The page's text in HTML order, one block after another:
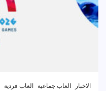
الاخبار العاب جماعية العاب فردية